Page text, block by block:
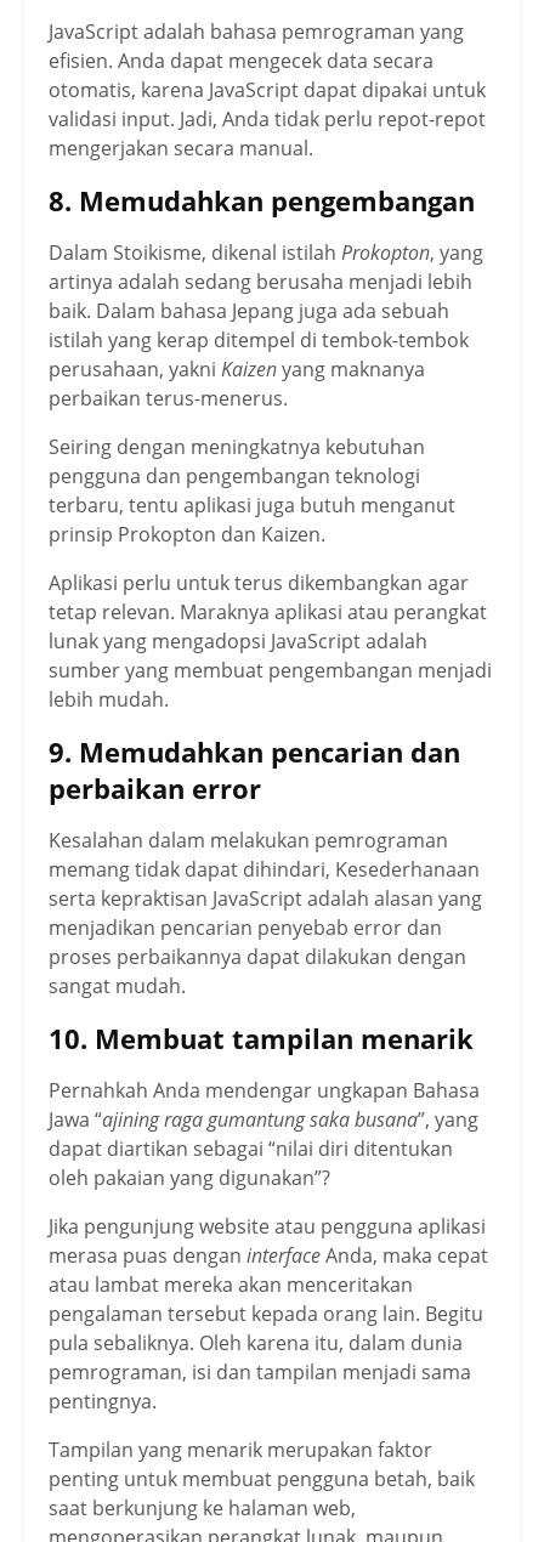
JavaScript adalah bahasa pemrograman yang
efisien. Anda dapat mengecek data secara
otomatis, karena JavaScript dapat dipakai untuk
validasi input. Jadi, Anda tidak perlu repot-repot
mengerjakan secara manual.
8. Memudahkan pengembangan
Dalam Stoikisme, dikenal istilah Prokopton, yang
artinya adalah sedang berusaha menjadi lebih
baik. Dalam bahasa Jepang juga ada sebuah
istilah yang kerap ditempel di tembok-tembok
perusahaan, yakni Kaizenyang maknanya
perbaikan terus-menerus.
Seiring dengan meningkatnya kebutuhan
pengguna dan pengembangan teknologi
terbaru, tentu aplikasi juga butuh menganut
prinsip Prokopton dan Kaizen.
Aplikasi perlu untuk terus dikembangkan agar
tetap relevan. Maraknya aplikasi atau perangkat
lunak yang mengadopsi JavaScript adalah
sumber yang membuat pengembangan menjadi
lebih mudah.
9. Memudahkan pencarian dan
perbaikan error
Kesalahan dalam melakukan pemrograman
memang tidak dapat dihindari, Kesederhanaan
serta kepraktisan JavaScript adalah alasan yang
menjadikan pencarian penyebab error dan
proses perbaikannya dapat dilakukan dengan
sangat mudah.
10. Membuat tampilan menarik
Pernahkah Anda mendengar ungkapan Bahasa
Jawa “ajining raga gumantung saka busana”, yang
dapat diartikan sebagai “nilai diri ditentukan
oleh pakaian yang digunakan”?
Jika pengunjung website atau pengguna aplikasi
merasa puas dengan interfaceAnda, maka cepat
atau lambat mereka akan menceritakan
pengalaman tersebut kepada orang lain. Begitu
pula sebaliknya. Oleh karena itu, dalam dunia
pemrograman, isi dan tampilan menjadi sama
pentingnya.
Tampilan yang menarik merupakan faktor
penting untuk membuat pengguna betah, baik
saat berkunjung ke halaman web,